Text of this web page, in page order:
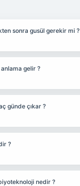
sonra gusül gerekir mi ?
gelir ?
günde çıkar ?
?
nedir ?